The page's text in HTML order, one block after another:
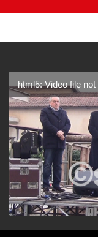
html5: Video file not